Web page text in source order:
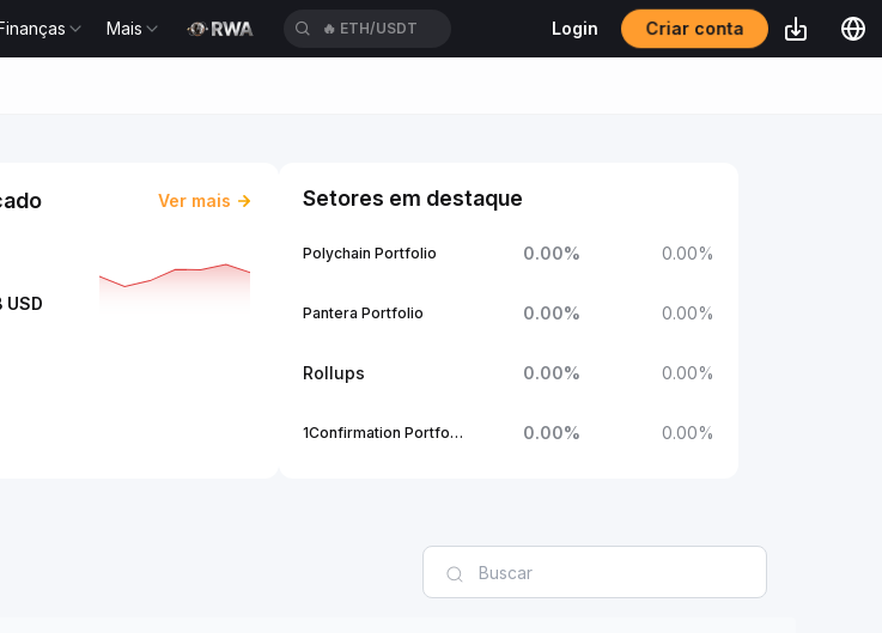
Mais 🔥 ETH/USDT Login Criar conta
Ver mais Setores em destaque
Polychain Portfolio 0.00% 0.00%
Pantera Portfolio 0.00% 0.00%
Rollups 0.00% 0.00%
1Confirmation Portfolio 0.00% 0.00%